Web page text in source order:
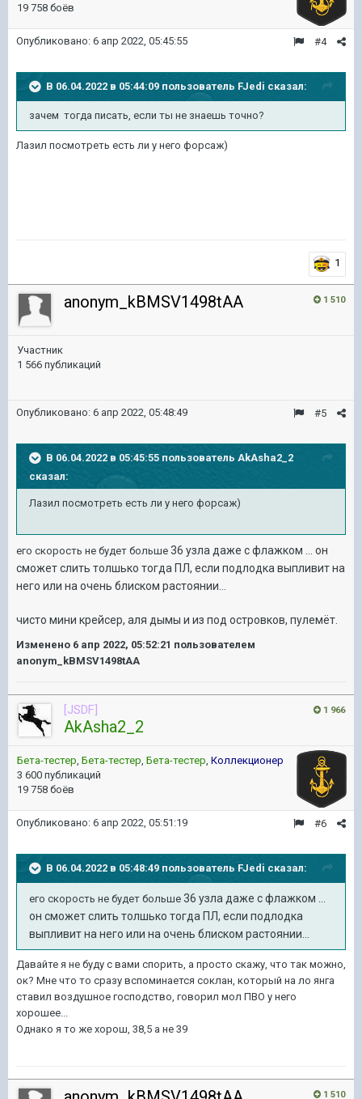
19 758 боёв
#4
Опубликовано: 6 апр 2022, 05:45:55
В 06.04.2022 в 05:44:09 пользователь FJedi сказал:
зачем тогда писать, если ты не знаешь точно?
Лазил посмотреть есть ли у него форсаж)
1
1 510
anonym_kBMSV1498tAA
Участник
1 566 публикаций
#5
Опубликовано: 6 апр 2022, 05:48:49
В 06.04.2022 в 05:45:55 пользователь AkAsha2_2
сказал:
Лазил посмотреть есть ли у него форсаж)
его скорость не будет больше 36 узла даже с флажком ... он
сможет слить толшько тогда ПЛ, если подлодка выпливит на
него или на очень блиском растоянии...
чисто мини крейсер, аля дымы и из под островков, пулемёт.
Изменено 6 апр 2022, 05:52:21 пользователем
anonym_kBMSV1498tAA
1 966
[JSDF]
AkAsha2_2
Бета-тестер, Бета-тестер, Бета-тестер, Коллекционер
3 600 публикаций
19 758 боёв
#6
Опубликовано: 6 апр 2022, 05:51:19
В 06.04.2022 в 05:48:49 пользователь FJedi сказал:
его скорость не будет больше 36 узла даже с флажком ...
он сможет слить толшько тогда ПЛ, если подлодка
выпливит на него или на очень блиском растоянии...
Давайте я не буду с вами спорить, а просто скажу, что так можно,
ок? Мне что то сразу вспоминается соклан, который на ло янга
ставил воздушное господство, говорил мол ПВО у него
хорошее...
Однако я то же хорош, 38,5 а не 39
1 510